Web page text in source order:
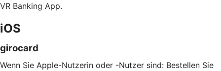
VR Banking App.
iOS
girocard
Wenn Sie Apple-Nutzerin oder -Nutzer sind: Bestellen Sie